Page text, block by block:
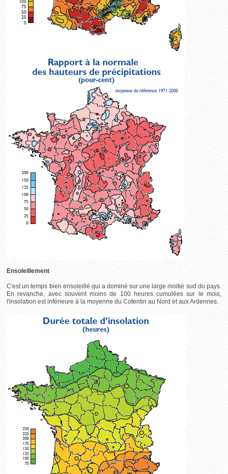
Ensoleillement
C'est un temps bien ensoleillé qui a dominé sur une large moitié sud du pays.
En revanche, avec souvent moins de 100 heures cumulées sur le mois,
l'insolation est inférieure à la moyenne du Cotentin au Nord et aux Ardennes.